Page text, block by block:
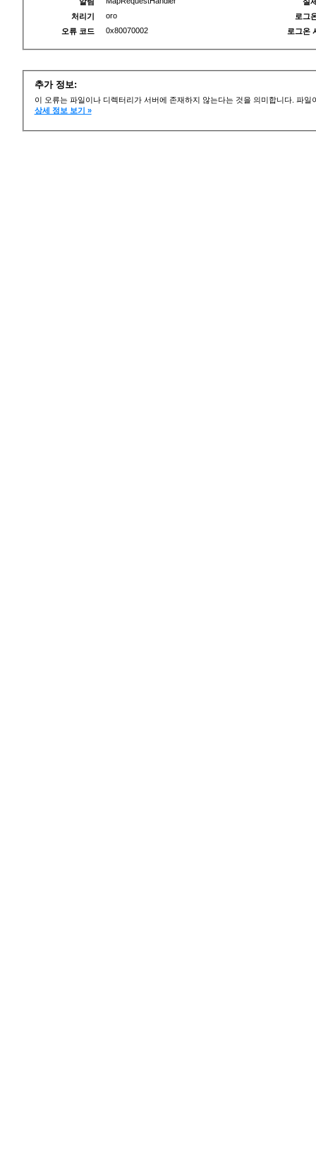
처리기
oro
오류 코드
0x80070002
로그
로그온
추가 정보:
이 오류는 파일이나 디렉터리가 서버에 존재하지 않는다는 것을 의미합니다. 파
상세 정보 보기 »